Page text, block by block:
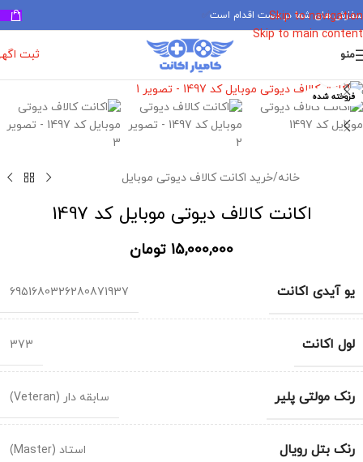
Skip to navigation
Skip to main content
سفارش های شما در دست اقدام است
منو ثبت
فروخته شده
برای بزرگنمایی کلیک کنید
خانه/خرید اکانت کالاف دیوتی موبایل
اکانت کالاف دیوتی موبایل کد 1497
15,000,000 تومان
یو آیدی اکانت 6951680326280871937
لول اکانت 373
رنک مولتی پلیر سابقه دار (Veteran)
رنک بتل رویال استاد (Master)